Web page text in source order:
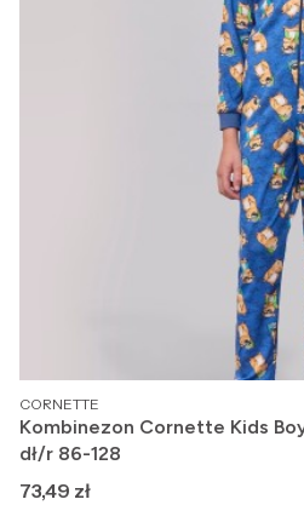
PRODUCENT
CORNETTE
Kombinezon Cornette Kids
dł/r 86-128
Cena
73,49 zł